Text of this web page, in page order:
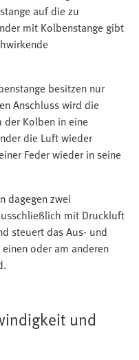
auf die zu
mit Kolbenstange gibt
besitzen nur
Anschluss wird die
Kolben in eine
die Luft wieder
Feder wieder in seine
dagegen zwei
mit Druckluft
steuert das Aus- und
oder am anderen
und